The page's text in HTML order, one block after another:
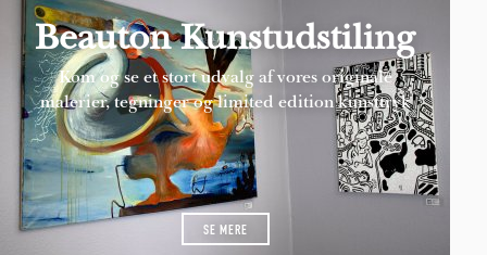
Beauton Kunstudstiling
Kom og se et stort udvalg af vores originale
malerier, tegninger og limited edition kunsttryk
SE MERE